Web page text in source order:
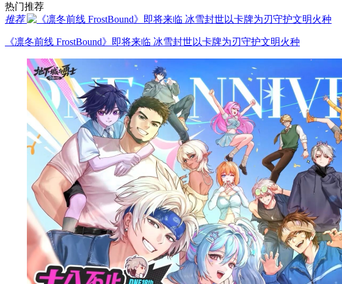
热门推荐
推荐
《凛冬前线 FrostBound》即将来临 冰雪封世以卡牌为刃守护文明火种